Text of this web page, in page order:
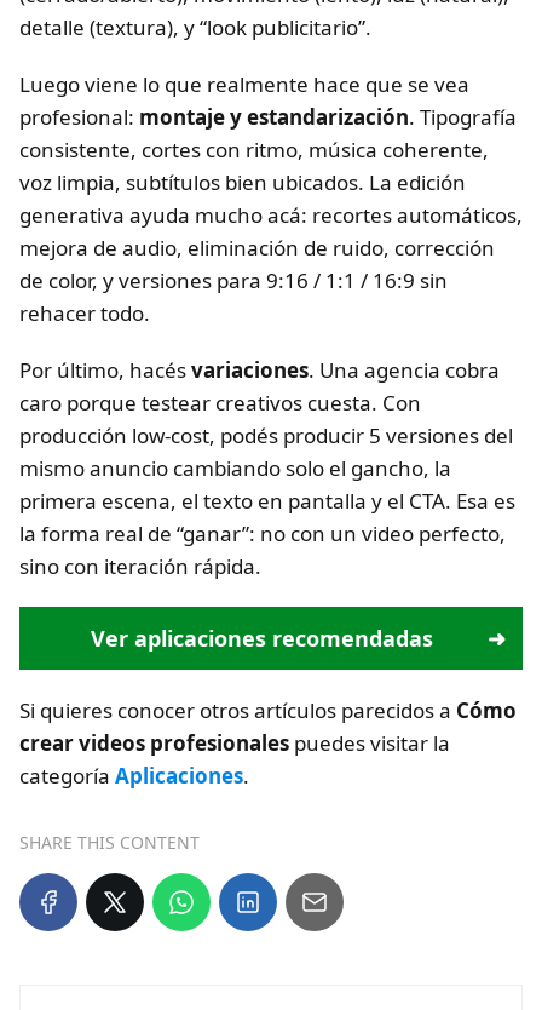
detalle (textura), y “look publicitario”.
Luego viene lo que realmente hace que se vea
profesional: montaje y estandarización. Tipografía
consistente, cortes con ritmo, música coherente,
voz limpia, subtítulos bien ubicados. La edición
generativa ayuda mucho acá: recortes automáticos,
mejora de audio, eliminación de ruido, corrección
de color, y versiones para 9:16 / 1:1 / 16:9 sin
rehacer todo.
Por último, hacésvariaciones. Una agencia cobra
caro porque testear creativos cuesta. Con
producción low-cost, podés producir 5 versiones del
mismo anuncio cambiando solo el gancho, la
primera escena, el texto en pantalla y el CTA. Esa es
la forma real de “ganar”: no con un video perfecto,
sino con iteración rápida.
Ver aplicaciones recomendadas
Si quieres conocer otros artículos parecidos a Cómo
crear videos profesionales puedes visitar la
categoría Aplicaciones.
SHARE THIS CONTENT